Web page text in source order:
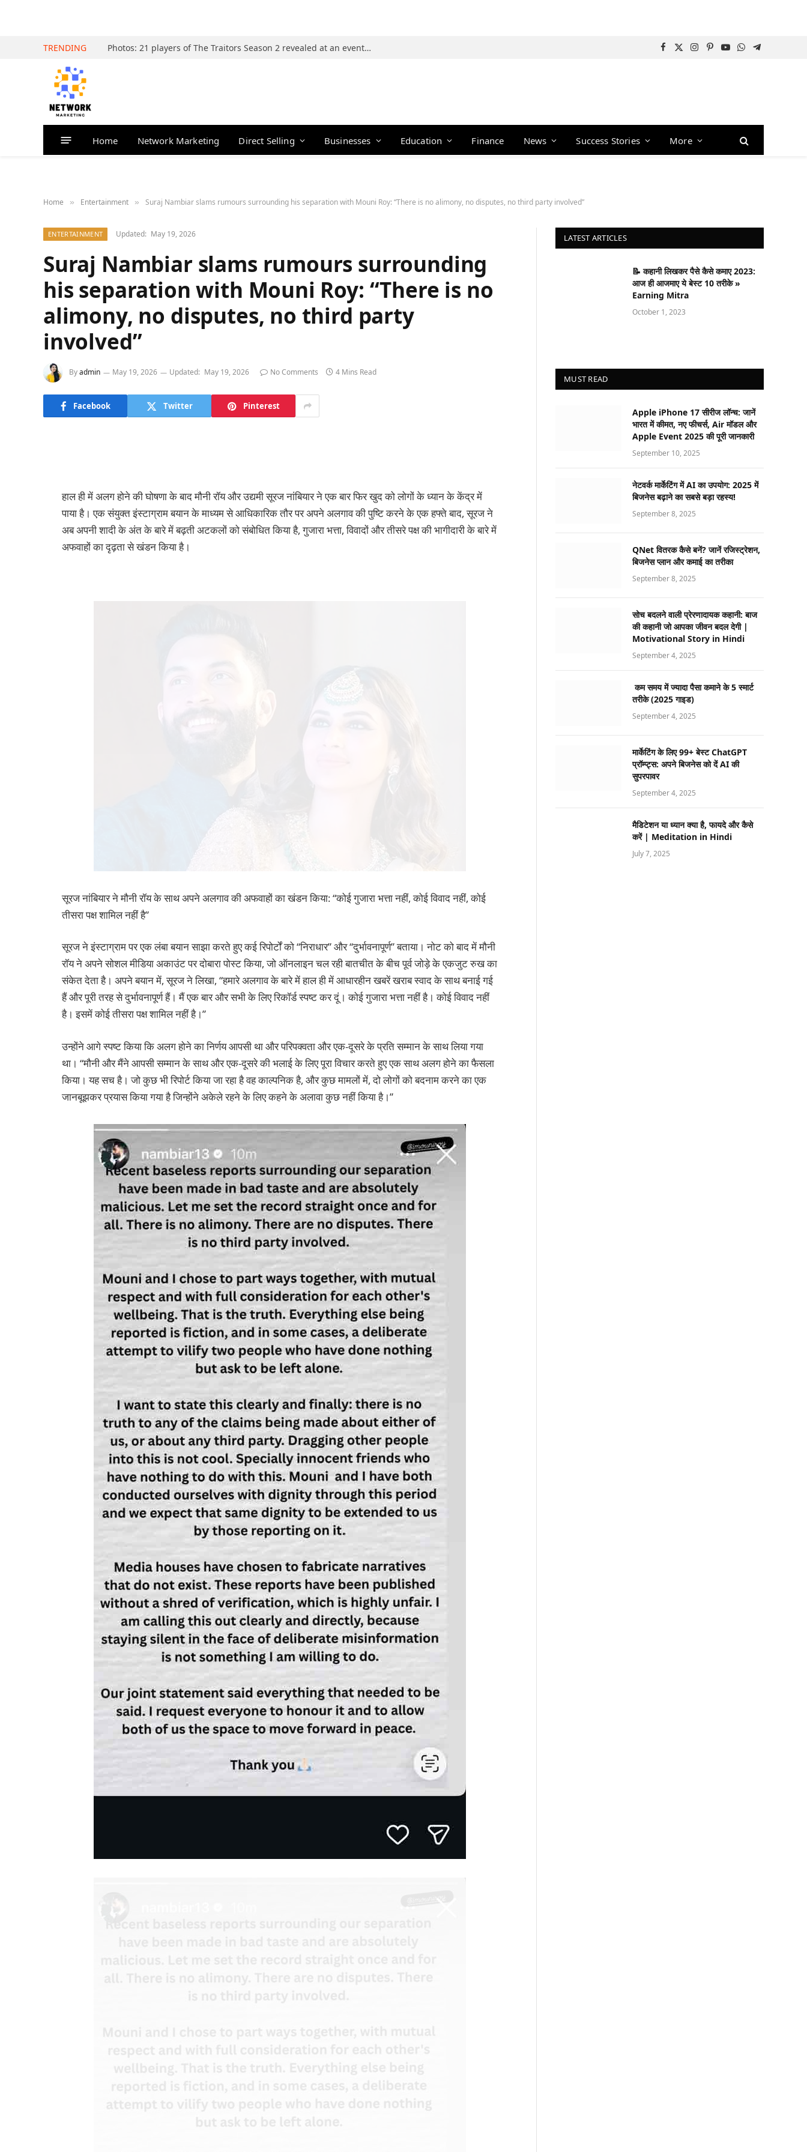
TRENDING Photos: 21 players of The Traitors Season 2 revealed at an event in Mumbai Facebook
X
Instagram
Pinterest
YouTube
WhatsApp
Telegram
Home Network Marketing Direct Selling Businesses Education Finance News Success Stories More
Home » Entertainment » Suraj Nambiar slams rumours surrounding his separation with Mouni Roy: “There is no alimony, no disputes, no third party involved”
ENTERTAINMENT Updated: May 19, 2026
Suraj Nambiar slams rumours surrounding
his separation with Mouni Roy: “There is no
alimony, no disputes, no third party
involved”
Byadmin May 19, 2026 Updated: May 19, 2026 No Comments 4 Mins Read
Facebook Twitter Pinterest
हाल ही में अलग होने की घोषणा के बाद मौनी रॉय और उद्यमी सूरज नांबियार ने एक बार फिर खुद को लोगों के ध्यान के केंद्र में
पाया है। एक संयुक्त इंस्टाग्राम बयान के माध्यम से आधिकारिक तौर पर अपने अलगाव की पुष्टि करने के एक हफ्ते बाद, सूरज ने
अब अपनी शादी के अंत के बारे में बढ़ती अटकलों को संबोधित किया है, गुजारा भत्ता, विवादों और तीसरे पक्ष की भागीदारी के बारे में
अफवाहों का दृढ़ता से खंडन किया है।
सूरज नांबियार ने मौनी रॉय के साथ अपने अलगाव की अफवाहों का खंडन किया: “कोई गुजारा भत्ता नहीं, कोई विवाद नहीं, कोई
तीसरा पक्ष शामिल नहीं है”
सूरज ने इंस्टाग्राम पर एक लंबा बयान साझा करते हुए कई रिपोर्टों को “निराधार” और “दुर्भावनापूर्ण” बताया। नोट को बाद में मौनी
रॉय ने अपने सोशल मीडिया अकाउंट पर दोबारा पोस्ट किया, जो ऑनलाइन चल रही बातचीत के बीच पूर्व जोड़े के एकजुट रुख का
संकेत देता है। अपने बयान में, सूरज ने लिखा, “हमारे अलगाव के बारे में हाल ही में आधारहीन खबरें खराब स्वाद के साथ बनाई गई
हैं और पूरी तरह से दुर्भावनापूर्ण हैं। मैं एक बार और सभी के लिए रिकॉर्ड स्पष्ट कर दूं। कोई गुजारा भत्ता नहीं है। कोई विवाद नहीं
है। इसमें कोई तीसरा पक्ष शामिल नहीं है।”
उन्होंने आगे स्पष्ट किया कि अलग होने का निर्णय आपसी था और परिपक्वता और एक-दूसरे के प्रति सम्मान के साथ लिया गया
था। “मौनी और मैंने आपसी सम्मान के साथ और एक-दूसरे की भलाई के लिए पूरा विचार करते हुए एक साथ अलग होने का फैसला
किया। यह सच है। जो कुछ भी रिपोर्ट किया जा रहा है वह काल्पनिक है, और कुछ मामलों में, दो लोगों को बदनाम करने का एक
जानबूझकर प्रयास किया गया है जिन्होंने अकेले रहने के लिए कहने के अलावा कुछ नहीं किया है।”
LATEST ARTICLES
📝 कहानी लिखकर पैसे कैसे कमाए 2023:
आज ही आजमाए ये बेस्ट 10 तरीके »
Earning Mitra
October 1, 2023
MUST READ
Apple iPhone 17 सीरीज लॉन्च: जानें
भारत में कीमत, नए फीचर्स, Air मॉडल और
Apple Event 2025 की पूरी जानकारी
September 10, 2025
नेटवर्क मार्केटिंग में AI का उपयोग: 2025 में
बिजनेस बढ़ाने का सबसे बड़ा रहस्य!
September 8, 2025
QNet वितरक कैसे बनें? जानें रजिस्ट्रेशन,
बिजनेस प्लान और कमाई का तरीका
September 8, 2025
सोच बदलने वाली प्रेरणादायक कहानी: बाज
की कहानी जो आपका जीवन बदल देगी |
Motivational Story in Hindi
September 4, 2025
कम समय में ज्यादा पैसा कमाने के 5 स्मार्ट
तरीके (2025 गाइड)
September 4, 2025
मार्केटिंग के लिए 99+ बेस्ट ChatGPT
प्रॉम्प्ट्स: अपने बिजनेस को दें AI की
सुपरपावर
September 4, 2025
मैडिटेशन या ध्यान क्या है, फायदे और कैसे
करें | Meditation in Hindi
July 7, 2025